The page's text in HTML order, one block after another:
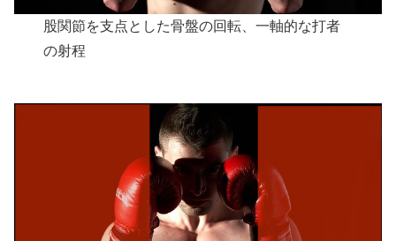
股関節を支点とした骨盤の回転、一軸的な打者
の射程